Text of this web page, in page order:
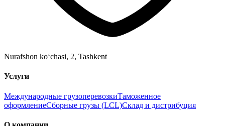
Nurafshon ko‘chasi, 2, Tashkent
Услуги
Международные грузоперевозкиТаможенное
оформлениеСборные грузы (LCL)Склад и дистрибуция